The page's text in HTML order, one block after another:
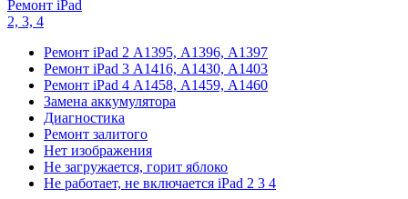
Ремонт iPad
2, 3, 4
Ремонт iPad 2 А1395, А1396, А1397
Ремонт iPad 3 А1416, А1430, А1403
Ремонт iPad 4 А1458, А1459, А1460
Замена аккумулятора
Диагностика
Ремонт залитого
Нет изображения
Не загружается, горит яблоко
Не работает, не включается iPad 2 3 4